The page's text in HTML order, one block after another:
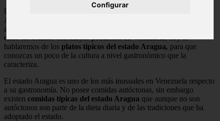
Configurar
Ubicado al norte de Venezuela, en la costa del mar Caribe, el estado
Aragua es uno de los que posee menos territorio, su población
apenas asciende al millón y medio de habitantes, siendo así el sexto
entre los estados con mayor población en Venezuela, hoy te
hablaremos de los platos típicos del estado Aragua, para que
conozcas un poco de la cultura a nivel gastronómico que la
caracteriza.
El estado Aragua es uno de los más inusuales en Venezuela respecto
a su gastronomía. No posee comidas autóctonas, sin embargo
existen comidas típicas del estado Aragua que aunque no son
autóctonos son parte de la dieta diaria y de las tradiciones que ha
adoptado el estado.